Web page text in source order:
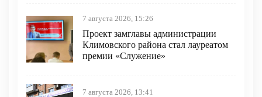
7 августа 2026, 15:26
Проект замглавы администрации
Климовского района стал лауреатом
премии «Служение»
7 августа 2026, 13:41